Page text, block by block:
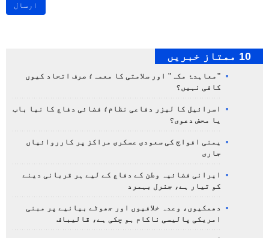
ارسال
10 ممتاز خبریں
"معاہدۂ مکہ" اور سلامتی کا معمہ؛ صرف اتحاد کیوں
کافی نہیں؟
اسرائیل کا لیزر دفاعی نظام؛ فضائی دفاع کا نیا باب
یا محض دعوی؟
یمنی افواج کی سعودی عسکری مراکز پر کارروائیاں
جاری
ایرانی فضائیہ وطن کے دفاع کے لیے ہر قربانی دینے
کو تیار ہے، جنرل بہمرد
دھمکیوں، وعدہ خلافیوں اور جھوٹے بیانیے پر مبنی
امریکی پالیسی ناکام ہو چکی ہے، قالیباف